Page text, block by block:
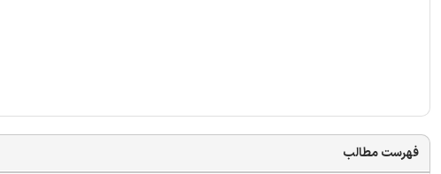
فهرست مطالب